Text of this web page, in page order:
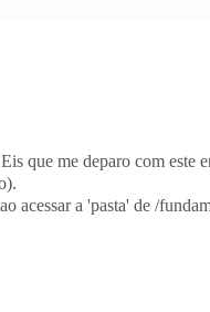
que me deparo com este
acessar a 'pasta' de /